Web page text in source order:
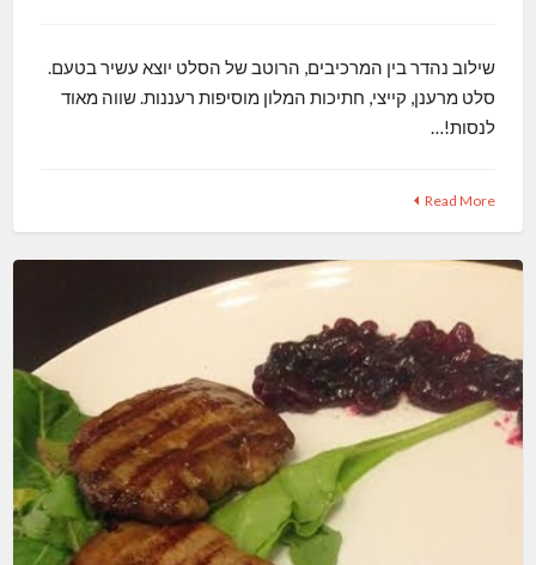
שילוב נהדר בין המרכיבים, הרוטב של הסלט יוצא עשיר בטעם.
סלט מרענן, קייצי, חתיכות המלון מוסיפות רעננות. שווה מאוד
לנסות!…
Read More